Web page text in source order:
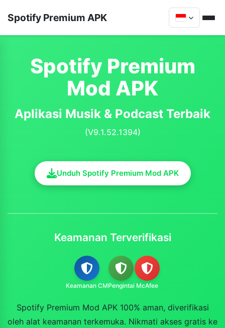
Spotify Premium APK
Spotify Premium
Mod APK
Aplikasi Musik & Podcast Terbaik
(V9.1.52.1394)
Unduh Spotify Premium Mod APK
Keamanan Terverifikasi
Keamanan CMPengintai McAfee
Spotify Premium Mod APK 100% aman, diverifikasi
oleh alat keamanan terkemuka. Nikmati akses gratis ke